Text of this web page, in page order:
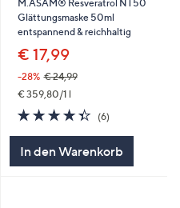
M.ASAM® Resveratrol NT50
Glättungsmaske 50ml
entspannend & reichhaltig
€ 17,99
-28% € 24,99
€ 359,80/1 l
4.3
von
(6)6
In den Warenkorb